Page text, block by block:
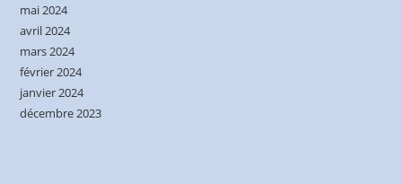
mai 2024
avril 2024
mars 2024
février 2024
janvier 2024
décembre 2023